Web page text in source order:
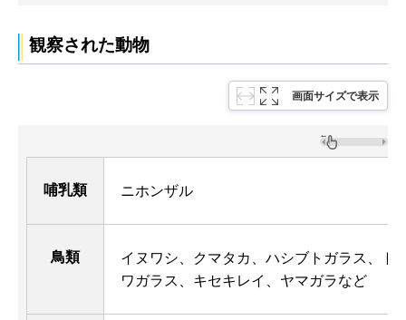
観察された動物
画面サイズで表示
哺乳類 ニホンザル
鳥類
イヌワシ、クマタカ、ハシブトガラス、ト
ワガラス、キセキレイ、ヤマガラなど